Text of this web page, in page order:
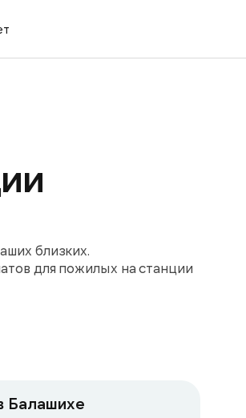
близких.
для пожилых на станции
Балашихе